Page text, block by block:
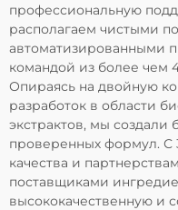
профессиональную
располагаем чистыми
автоматизированными
командой из более чем
Опираясь на двойную
разработок в области
экстрактов, мы
проверенных формул. С
качества и
поставщиками
высококачественную и